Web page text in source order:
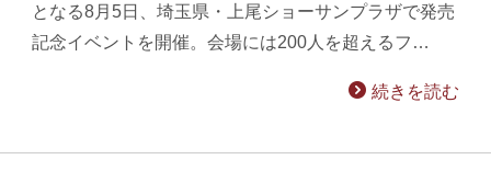
となる8月5日、埼玉県・上尾ショーサンプラザで発売
記念イベントを開催。会場には200人を超えるフ…
続きを読む